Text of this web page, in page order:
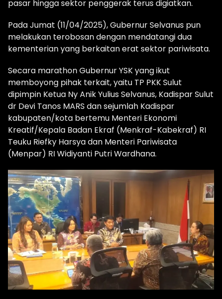
pasar hingga sektor penggerak terus digiatkan.
Pada Jumat (11/04/2025), Gubernur Selvanus pun
melakukan terobosan dengan mendatangi dua
kementerian yang berkaitan erat sektor pariwisata.
Secara marathon Gubernur YSK yang ikut
memboyong pihak terkait, yaitu TP PKK Sulut
dipimpin Ketua Ny Anik Yulius Selvanus, Kadispar Sulut
dr Devi Tanos MARS dan sejumlah Kadispar
kabupaten/kota bertemu Menteri Ekonomi
Kreatif/Kepala Badan Ekraf (Menkraf-Kabekraf) RI
Teuku Riefky Harsya dan Menteri Pariwisata
(Menpar) RI Widiyanti Putri Wardhana.